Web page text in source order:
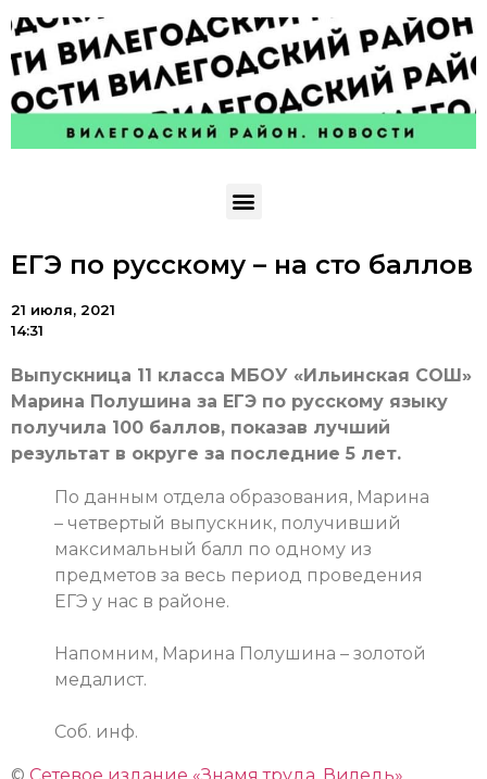
ЕГЭ по русскому – на сто баллов
21 июля, 2021
14:31
Выпускница 11 класса МБОУ «Ильинская СОШ»
Марина Полушина за ЕГЭ по русскому языку
получила 100 баллов, показав лучший
результат в округе за последние 5 лет.
По данным отдела образования, Марина
– четвертый выпускник, получивший
максимальный балл по одному из
предметов за весь период проведения
ЕГЭ у нас в районе.
Напомним, Марина Полушина – золотой
медалист.
Соб. инф.